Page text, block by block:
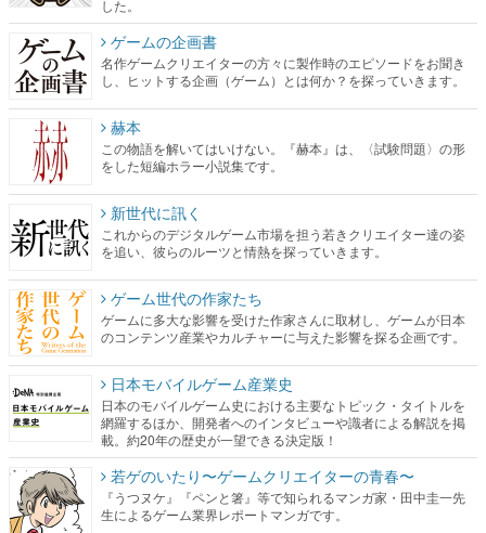
した。
ゲームの企画書
名作ゲームクリエイターの方々に製作時のエピソードをお聞き
し、ヒットする企画（ゲーム）とは何か？を探っていきます。
赫本
この物語を解いてはいけない。『赫本』は、〈試験問題〉の形
をした短編ホラー小説集です。
新世代に訊く
これからのデジタルゲーム市場を担う若きクリエイター達の姿
を追い、彼らのルーツと情熱を探っていきます。
ゲーム世代の作家たち
ゲームに多大な影響を受けた作家さんに取材し、ゲームが日本
のコンテンツ産業やカルチャーに与えた影響を探る企画です。
日本モバイルゲーム産業史
日本のモバイルゲーム史における主要なトピック・タイトルを
網羅するほか、開発者へのインタビューや識者による解説を掲
載。約20年の歴史が一望できる決定版！
若ゲのいたり〜ゲームクリエイターの青春〜
『うつヌケ』『ペンと箸』等で知られるマンガ家・田中圭一先
生によるゲーム業界レポートマンガです。